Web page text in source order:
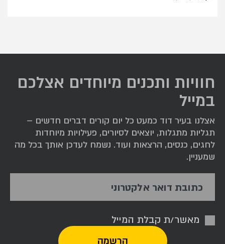
חוויות ותכנים מיוחדים אצלכם
במייל
אצלנו בעיר דוד כמעט כל יום קורים דברים חדשים –
תגליות מתגלות, יוצאים לסיורים, פעילויות מיוחדות
לחגים, כנסים, הרצאות ועוד. נשמח לעדכן אותך בכל מה
שמעניין.
כתובת דואר אלקטרוני
מאשר/ת קבלת המייל